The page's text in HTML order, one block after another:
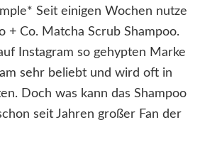
Seit einigen Wochen nutze
+ Co. Matcha Scrub Shampoo.
Instagram so gehypten Marke
sehr beliebt und wird oft in
Doch was kann das Shampoo
seit Jahren großer Fan der